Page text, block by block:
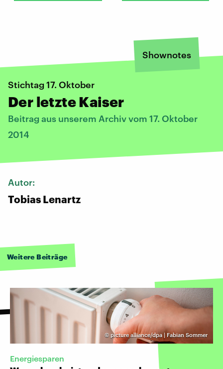
Shownotes
Stichtag 17. Oktober
Der letzte Kaiser
Beitrag aus unserem Archiv vom 17. Oktober
2014
Autor:
Tobias Lenartz
Weitere Beiträge
© picture alliance/dpa | Fabian Sommer
Energiesparen